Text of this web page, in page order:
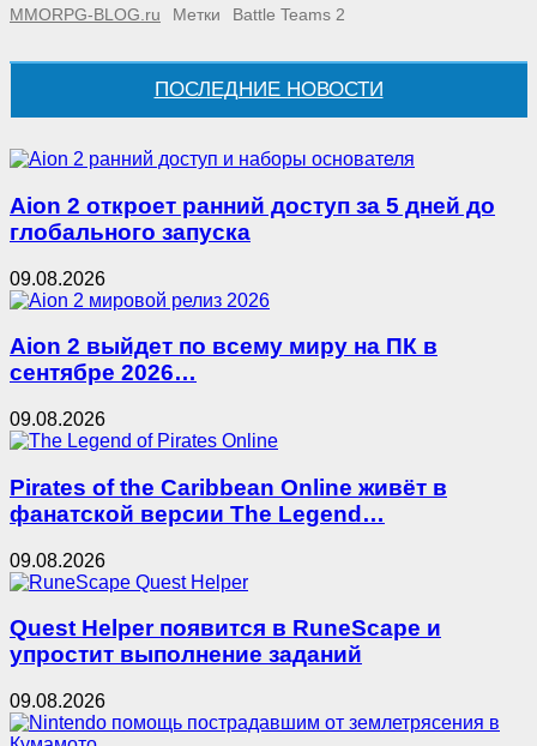
MMORPG-BLOG.ru Метки Battle Teams 2
ПОСЛЕДНИЕ НОВОСТИ
Aion 2 откроет ранний доступ за 5 дней до
глобального запуска
09.08.2026
Aion 2 выйдет по всему миру на ПК в
сентябре 2026…
09.08.2026
Pirates of the Caribbean Online живёт в
фанатской версии The Legend…
09.08.2026
Quest Helper появится в RuneScape и
упростит выполнение заданий
09.08.2026